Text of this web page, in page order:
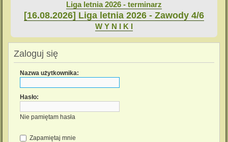
Liga letnia 2026 - terminarz
[16.08.2026] Liga letnia 2026 - Zawody 4/6
W Y N I K I
Zaloguj się
Nazwa użytkownika:
Hasło:
Nie pamiętam hasła
Zapamiętaj mnie